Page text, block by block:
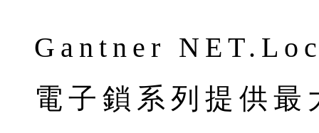
Gantner
電子鎖系列提供